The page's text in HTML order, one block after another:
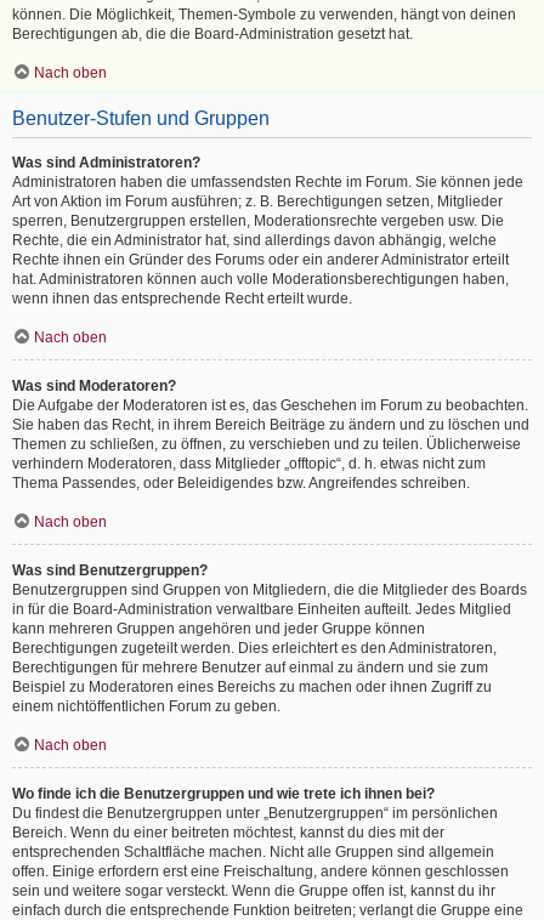
können. Die Möglichkeit, Themen-Symbole zu verwenden, hängt von deinen
Berechtigungen ab, die die Board-Administration gesetzt hat.
Nach oben
Benutzer-Stufen und Gruppen
Was sind Administratoren?
Administratoren haben die umfassendsten Rechte im Forum. Sie können jede
Art von Aktion im Forum ausführen; z. B. Berechtigungen setzen, Mitglieder
sperren, Benutzergruppen erstellen, Moderationsrechte vergeben usw. Die
Rechte, die ein Administrator hat, sind allerdings davon abhängig, welche
Rechte ihnen ein Gründer des Forums oder ein anderer Administrator erteilt
hat. Administratoren können auch volle Moderationsberechtigungen haben,
wenn ihnen das entsprechende Recht erteilt wurde.
Nach oben
Was sind Moderatoren?
Die Aufgabe der Moderatoren ist es, das Geschehen im Forum zu beobachten.
Sie haben das Recht, in ihrem Bereich Beiträge zu ändern und zu löschen und
Themen zu schließen, zu öffnen, zu verschieben und zu teilen. Üblicherweise
verhindern Moderatoren, dass Mitglieder „offtopic“, d. h. etwas nicht zum
Thema Passendes, oder Beleidigendes bzw. Angreifendes schreiben.
Nach oben
Was sind Benutzergruppen?
Benutzergruppen sind Gruppen von Mitgliedern, die die Mitglieder des Boards
in für die Board-Administration verwaltbare Einheiten aufteilt. Jedes Mitglied
kann mehreren Gruppen angehören und jeder Gruppe können
Berechtigungen zugeteilt werden. Dies erleichtert es den Administratoren,
Berechtigungen für mehrere Benutzer auf einmal zu ändern und sie zum
Beispiel zu Moderatoren eines Bereichs zu machen oder ihnen Zugriff zu
einem nichtöffentlichen Forum zu geben.
Nach oben
Wo finde ich die Benutzergruppen und wie trete ich ihnen bei?
Du findest die Benutzergruppen unter „Benutzergruppen“ im persönlichen
Bereich. Wenn du einer beitreten möchtest, kannst du dies mit der
entsprechenden Schaltfläche machen. Nicht alle Gruppen sind allgemein
offen. Einige erfordern erst eine Freischaltung, andere können geschlossen
sein und weitere sogar versteckt. Wenn die Gruppe offen ist, kannst du ihr
einfach durch die entsprechende Funktion beitreten; verlangt die Gruppe eine